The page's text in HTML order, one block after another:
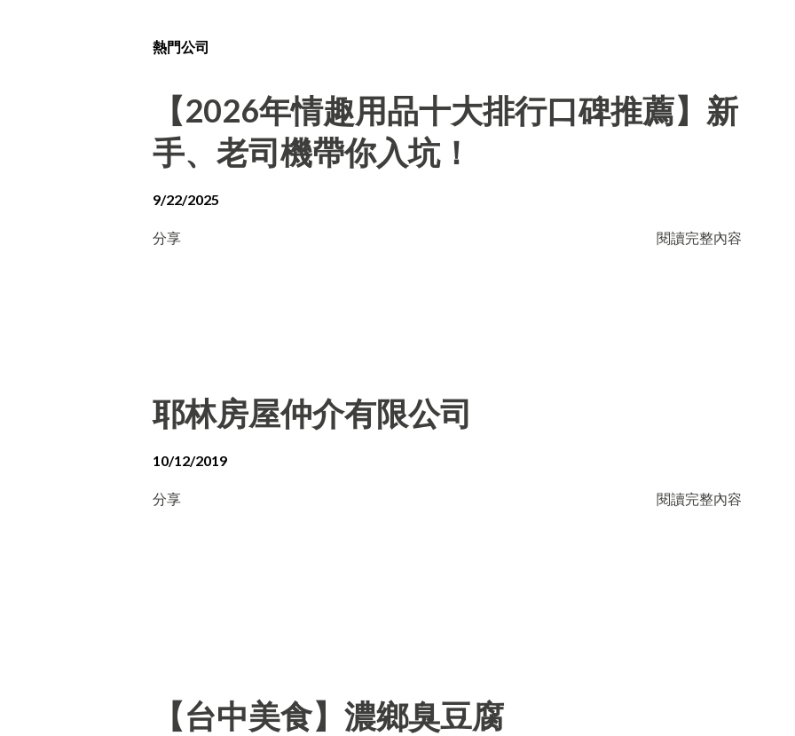
熱門公司
【2026年情趣用品十大排行口碑推薦】新
手、老司機帶你入坑！
9/22/2025
分享 閱讀完整內容
耶林房屋仲介有限公司
10/12/2019
分享 閱讀完整內容
【台中美食】濃鄉臭豆腐